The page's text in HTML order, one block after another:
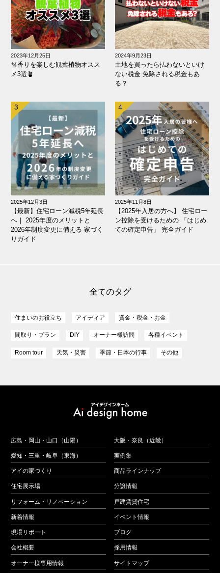
2023年12月25日
🫧香りを楽しむ観葉植物オスス
メ3選🪴
2024年9月23日
土地を買ったら払わないといけ
ない税金 免除される税金もあ
る？
2025年12月3日
【最新】住宅ローン減税5年延長
へ｜ 2025年度のメリットと
2026年制度変更に備える 家づく
りガイド
2025年11月8日
【2025年入居の方へ】 住宅ロー
ン控除を受けるための 「はじめ
ての確定申告」 完全ガイド
全てのタグ
住まいのお役立ち アイディア 資金・税金・お金
間取り・プラン DIY オーナー様訪問 各種イベント
Room tour 天気・災害 季節・日本の行事 その他
広島・岡山・山口（山陽） 大阪・奈良（近畿）
愛知・三重・岐阜（東海） 実例集
アイの家づくり 商品ラインナップ
住宅展示場 分譲情報
リフォーム・リノベーション 戸建賃貸住宅
新着情報 イベント情報
現場リポート ブログ
会社概要 採用情報
オーナー様専用情報 サイトマップ